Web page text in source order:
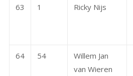
63 1 Ricky Nijs
64 54
Willem Jan
van Wieren